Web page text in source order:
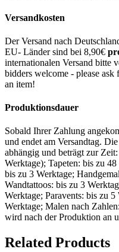
Versandkosten
Der Versand nach
EU- Länder sind bei 8,90€
internationalen Versand bitte
bidders welcome - please
an item!
Produktionsdauer
Sobald Ihrer Zahlung
und endet am Versandtag.
abhängig und beträgt zur
Werktage); Tapeten: bis zu
bis zu 3 Werktage;
Wandtattoos: bis zu 3
Werktage; Paravents: bis zu
Werktage; Malen nach
wird nach der Produktion an
Related Products